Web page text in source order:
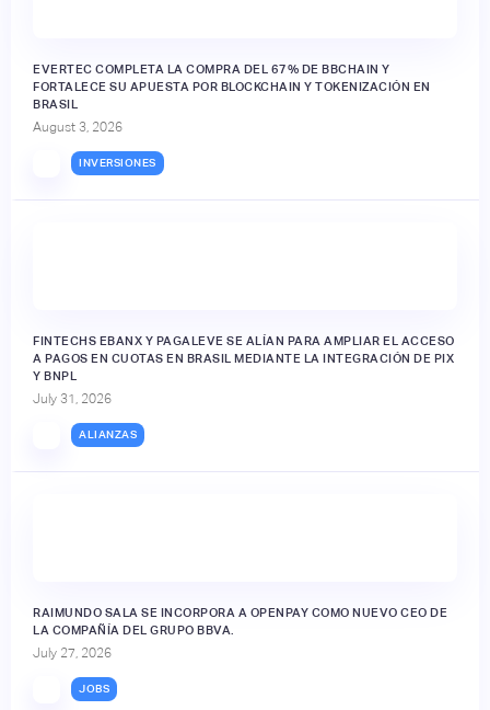
EVERTEC COMPLETA LA COMPRA DEL 67% DE BBCHAIN Y
FORTALECE SU APUESTA POR BLOCKCHAIN Y TOKENIZACIÓN EN
BRASIL
August 3, 2026
INVERSIONES
FINTECHS EBANX Y PAGALEVE SE ALÍAN PARA AMPLIAR EL ACCESO
A PAGOS EN CUOTAS EN BRASIL MEDIANTE LA INTEGRACIÓN DE PIX
Y BNPL
July 31, 2026
ALIANZAS
RAIMUNDO SALA SE INCORPORA A OPENPAY COMO NUEVO CEO DE
LA COMPAÑÍA DEL GRUPO BBVA.
July 27, 2026
JOBS